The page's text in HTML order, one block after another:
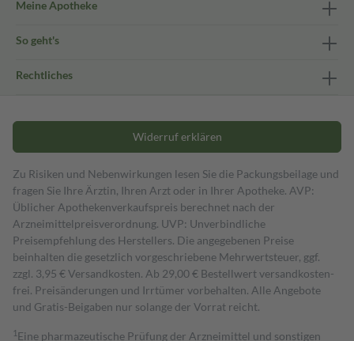
Meine Apotheke
So geht's
Rechtliches
Widerruf erklären
Zu Risiken und Nebenwirkungen lesen Sie die Packungsbeilage und
fragen Sie Ihre Ärztin, Ihren Arzt oder in Ihrer Apotheke. AVP:
Üblicher Apothekenverkaufspreis berechnet nach der
Arzneimittelpreisverordnung. UVP: Unverbindliche
Preisempfehlung des Herstellers. Die angegebenen Preise
beinhalten die gesetzlich vorgeschriebene Mehrwertsteuer, ggf.
zzgl. 3,95 € Versandkosten. Ab 29,00 € Bestell­wert versand­kosten­
frei. Preisänderungen und Irrtümer vorbehalten. Alle Angebote
und Gratis-Beigaben nur solange der Vorrat reicht.
1 Eine pharmazeutische Prüfung der Arzneimittel und sonstigen